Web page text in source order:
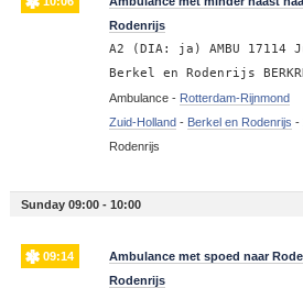
Rodenrijs
A2 (DIA: ja) AMBU 17114
Berkel en Rodenrijs
Ambulance - Rotterdam-Rijnmond
Zuid-Holland- Berkel en Rodenrijs -
Rodenrijs
Sunday 09:00 - 10:00
09:14
Ambulance met spoed naar
Rodenrijs